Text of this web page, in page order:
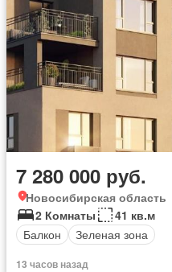
7 280 000 руб.
Новосибирская область
2 Комнаты
41 кв.м
Балкон
Зеленая зона
13 часов назад